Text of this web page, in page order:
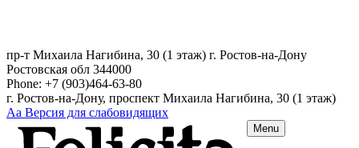
пр-т Михаила Нагибина, 30 (1 этаж) г. Ростов-на-Дону
Ростовская обл 344000
Phone: +7 (903)464-63-80
г. Ростов-на-Дону, проспект Михаила Нагибина, 30 (1 этаж)
Аа Версия для слабовидящих
Menu